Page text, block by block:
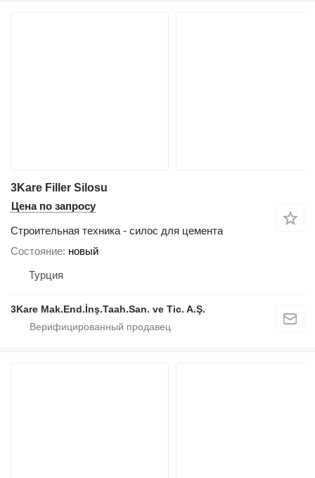
3Kare Filler Silosu
Цена по запросу
Строительная техника - силос для цемента
Состояние новый
Турция
3Kare Mak.End.İnş.Taah.San. ve Tic. A.Ş.